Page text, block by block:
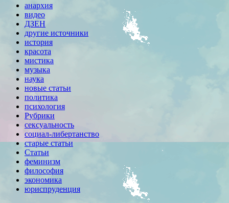
анархия
видео
ДЗЕН
другие источники
история
красота
мистика
музыка
наука
новые статьи
политика
психология
Рубрики
сексуальность
социал-либертанство
старые статьи
Статьи
феминизм
философия
экономика
юриспруденция